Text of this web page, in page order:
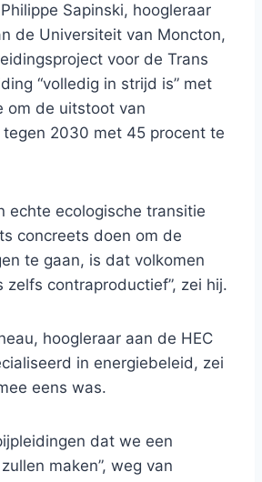
Sapinski, hoogleraar
de Universiteit van Moncton,
voor de Trans
“volledig in strijd is” met
om de uitstoot van
tegen 2030 met 45 procent te
echte ecologische transitie
concreets doen om de
te gaan, is dat volkomen
zelfs contraproductief”, zei hij.
hoogleraar aan de HEC
in energiebeleid, zei
eens was.
dat we een
maken”, weg van